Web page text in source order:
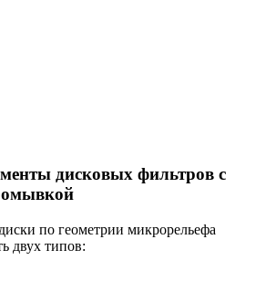
дисковых фильтров с
по геометрии микрорельефа
двух типов: